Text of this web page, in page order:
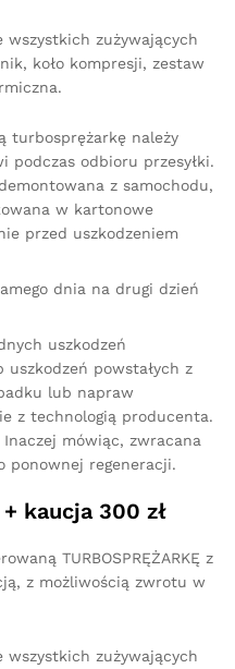
wszystkich zużywających
koło kompresji, zestaw
turbosprężarkę należy
podczas odbioru przesyłki.
z samochodu,
w kartonowe
przed uszkodzeniem
dnia na drugi dzień
uszkodzeń
powstałych z
lub napraw
z technologią producenta.
mówiąc, zwracana
ponownej regeneracji.
kaucja 300 zł
TURBOSPRĘŻARKĘ z
z możliwością zwrotu w
wszystkich zużywających